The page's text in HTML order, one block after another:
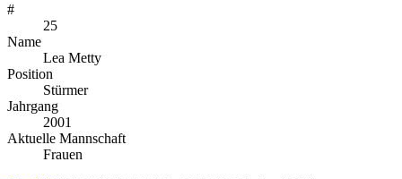
#
25
Name
Lea Metty
Position
Stürmer
Jahrgang
2001
Aktuelle Mannschaft
Frauen